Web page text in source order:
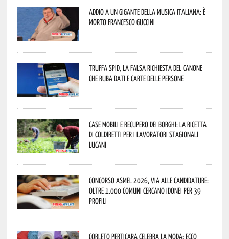
Addio a un gigante della musica italiana: è
morto Francesco Guccini
Truffa Spid, la falsa richiesta del canone
che ruba dati e carte delle persone
Case mobili e recupero dei borghi: la ricetta
di Coldiretti per i lavoratori stagionali
lucani
Concorso Asmel 2026, via alle candidature:
oltre 1.000 Comuni cercano idonei per 39
profili
Corleto Perticara celebra la moda: ecco